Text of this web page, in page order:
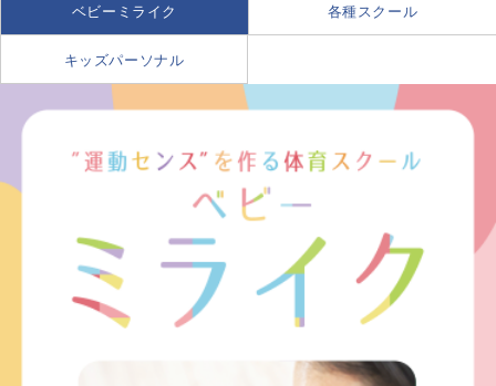
ベビーミライク 各種スクール
キッズパーソナル